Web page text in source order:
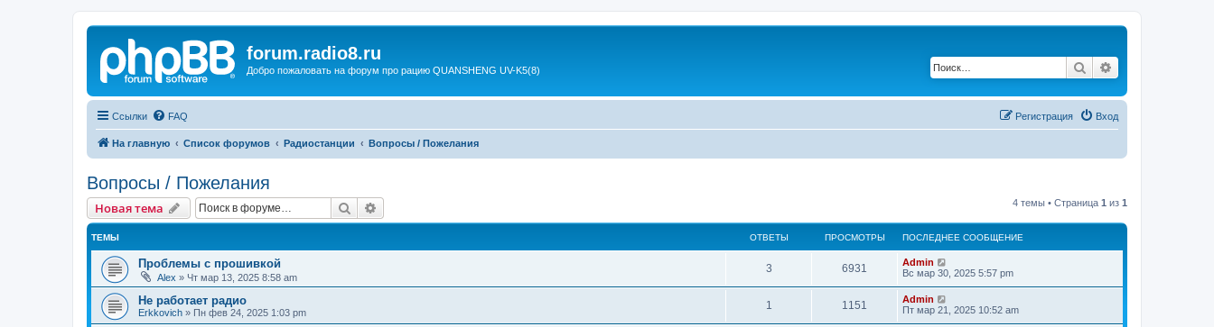
forum.radio8.ru
Добро пожаловать на форум про рацию QUANSHENG UV-K5(8) Поиск
Ссылки FAQ Вход
Регистрация
На главную Список форумов Радиостанции Вопросы / Пожелания
Вопросы / Пожелания
Новая тема Поиск 4 темы • Страница 1 из 1
ТЕМЫ ОТВЕТЫ ПРОСМОТРЫ ПОСЛЕДНЕЕ СООБЩЕНИЕ
Проблемы с прошивкой
Alex » Чт мар 13, 2025 8:58 am
3 6931
Admin
Вс мар 30, 2025 5:57 pm
Не работает радио
Erkkovich » Пн фев 24, 2025 1:03 pm
1 1151
Admin
Пт мар 21, 2025 10:52 am